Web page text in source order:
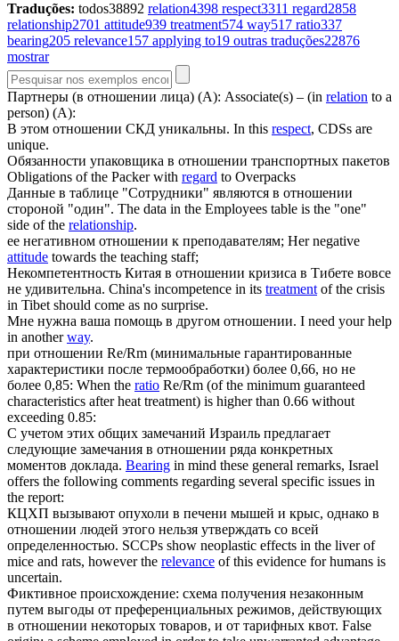
Traduções: todos38892 relation4398 respect3311 regard2858
relationship2701 attitude939 treatment574 way517 ratio337
bearing205 relevance157 applying to19 outras traduções22876
mostrar
Партнеры (в отношении лица) (А): Associate(s) – (in relation to a
person) (A):
В этом отношении СКД уникальны. In this respect, CDSs are
unique.
Обязанности упаковщика в отношении транспортных пакетов
Obligations of the Packer with regard to Overpacks
Данные в таблице "Сотрудники" являются в отношении
стороной "один". The data in the Employees table is the "one"
side of the relationship.
ее негативном отношении к преподавателям; Her negative
attitude towards the teaching staff;
Некомпетентность Китая в отношении кризиса в Тибете вовсе
не удивительна. China's incompetence in its treatmentof the crisis
in Tibet should come as no surprise.
Мне нужна ваша помощь в другом отношении. I need your help
in anotherway.
при отношении Re/Rm (минимальные гарантированные
характеристики после термообработки) более 0,66, но не
более 0,85: When the ratio Re/Rm (of the minimum guaranteed
characteristics after heat treatment) is higher than 0.66 without
exceeding 0.85:
С учетом этих общих замечаний Израиль предлагает
следующие замечания в отношении ряда конкретных
моментов доклада. Bearing in mind these general remarks, Israel
offers the following comments regarding several specific issues in
the report:
КЦХП вызывают опухоли в печени мышей и крыс, однако в
отношении людей этого нельзя утверждать со всей
определенностью. SCCPs show neoplastic effects in the liver of
mice and rats, however the relevance of this evidence for humans is
uncertain.
Фиктивное происхождение: схема получения незаконным
путем выгоды от преференциальных режимов, действующих
в отношении некоторых товаров, и от тарифных квот. False